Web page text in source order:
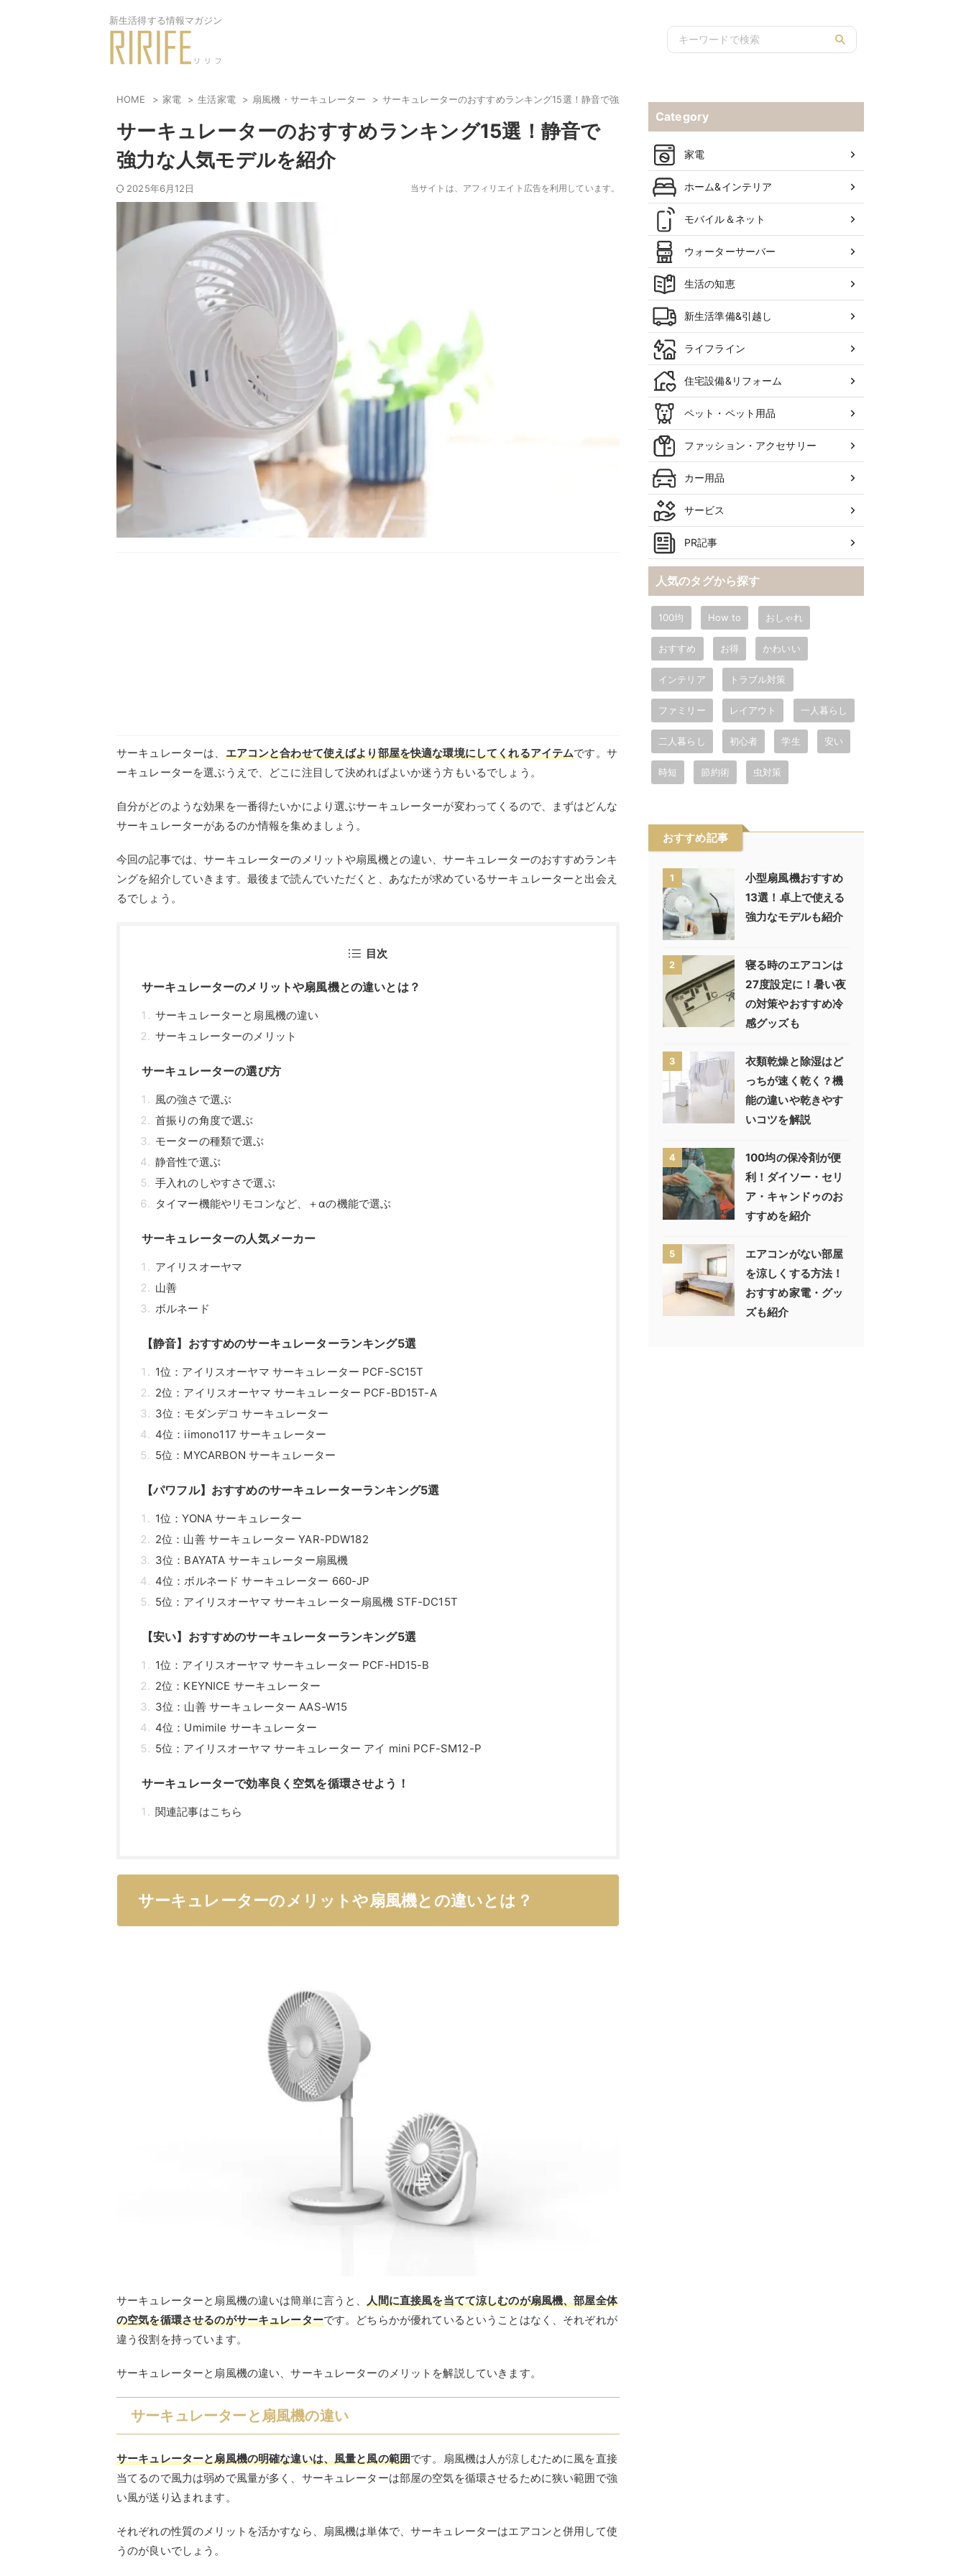
新生活得する情報マガジン
HOME 家電 生活家電 扇風機・サーキュレーター サーキュレーターのおすすめランキング15選！静音で強力な人気モデルを紹介
サーキュレーターのおすすめランキング15選！静音で
強力な人気モデルを紹介
2025年6月12日 当サイトは、アフィリエイト広告を利用しています。
サーキュレーターは、 エアコンと合わせて使えばより部屋を快適な環境にしてくれるアイテムです。サ
ーキュレーターを選ぶうえで、どこに注目して決めればよいか迷う方もいるでしょう。
自分がどのような効果を一番得たいかにより選ぶサーキュレーターが変わってくるので、まずはどんな
サーキュレーターがあるのか情報を集めましょう。
今回の記事では、サーキュレーターのメリットや扇風機との違い、サーキュレーターのおすすめランキ
ングを紹介していきます。最後まで読んでいただくと、あなたが求めているサーキュレーターと出会え
るでしょう。
目次
サーキュレーターのメリットや扇風機との違いとは？
サーキュレーターと扇風機の違い
サーキュレーターのメリット
サーキュレーターの選び方
風の強さで選ぶ
首振りの角度で選ぶ
モーターの種類で選ぶ
静音性で選ぶ
手入れのしやすさで選ぶ
タイマー機能やリモコンなど、＋αの機能で選ぶ
サーキュレーターの人気メーカー
アイリスオーヤマ
山善
ボルネード
【静音】おすすめのサーキュレーターランキング5選
1位：アイリスオーヤマ サーキュレーター PCF-SC15T
2位：アイリスオーヤマ サーキュレーター PCF-BD15T-A
3位：モダンデコ サーキュレーター
4位：iimono117 サーキュレーター
5位：MYCARBON サーキュレーター
【パワフル】おすすめのサーキュレーターランキング5選
1位：YONA サーキュレーター
2位：山善 サーキュレーター YAR-PDW182
3位：BAYATA サーキュレーター扇風機
4位：ボルネード サーキュレーター 660-JP
5位：アイリスオーヤマ サーキュレーター扇風機 STF-DC15T
【安い】おすすめのサーキュレーターランキング5選
1位：アイリスオーヤマ サーキュレーター PCF-HD15-B
2位：KEYNICE サーキュレーター
3位：山善 サーキュレーター AAS-W15
4位：Umimile サーキュレーター
5位：アイリスオーヤマ サーキュレーター アイ mini PCF-SM12-P
サーキュレーターで効率良く空気を循環させよう！
関連記事はこちら
サーキュレーターのメリットや扇風機との違いとは？
サーキュレーターと扇風機の違いは簡単に言うと、人間に直接風を当てて涼しむのが扇風機、部屋全体
の空気を循環させるのがサーキュレーターです。どちらかが優れているということはなく、それぞれが
違う役割を持っています。
サーキュレーターと扇風機の違い、サーキュレーターのメリットを解説していきます。
サーキュレーターと扇風機の違い
サーキュレーターと扇風機の明確な違いは、風量と風の範囲です。扇風機は人が涼しむために風を直接
当てるので風力は弱めで風量が多く、サーキュレーターは部屋の空気を循環させるために狭い範囲で強
い風が送り込まれます。
それぞれの性質のメリットを活かすなら、扇風機は単体で、サーキュレーターはエアコンと併用して使
うのが良いでしょう。
Category
家電
ホーム&インテリア
モバイル＆ネット
ウォーターサーバー
生活の知恵
新生活準備&引越し
ライフライン
住宅設備&リフォーム
ペット・ペット用品
ファッション・アクセサリー
カー用品
サービス
PR記事
人気のタグから探す
100均 How to おしゃれ
おすすめ お得 かわいい
インテリア トラブル対策
ファミリー レイアウト 一人暮らし
二人暮らし 初心者 学生 安い
時短 節約術 虫対策
おすすめ記事
1
小型扇風機おすすめ
13選！卓上で使える
強力なモデルも紹介
2
寝る時のエアコンは
27度設定に！暑い夜
の対策やおすすめ冷
感グッズも
3
衣類乾燥と除湿はど
っちが速く乾く？機
能の違いや乾きやす
いコツを解説
4
100均の保冷剤が便
利！ダイソー・セリ
ア・キャンドゥのお
すすめを紹介
5
エアコンがない部屋
を涼しくする方法！
おすすめ家電・グッ
ズも紹介